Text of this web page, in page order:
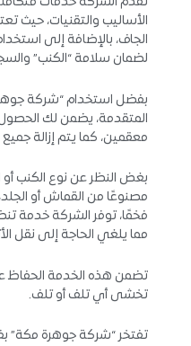
الأساليب والتقنيات، حيث
الجاف، بالإضافة إلى
لضمان سلامة “الكنب”
بفضل استخدام “شركة
المتقدمة، يضمن لك
معقمين، كما يتم إزالة
بغض النظر عن نوع الكنب
مصنوعًا من القماش أو الجلد،
فخمًا، توفر الشركة خدمة
مما يلغي الحاجة إلى نقل
تضمن هذه الخدمة الحفاظ
تخشى أي تلف أو تلف.
تفتخر “شركة جوهرة مكة”